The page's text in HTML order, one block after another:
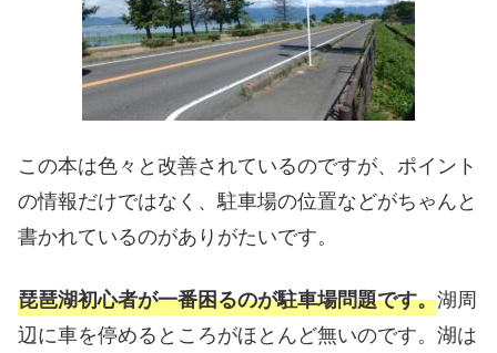
この本は色々と改善されているのですが、ポイント
の情報だけではなく、駐車場の位置などがちゃんと
書かれているのがありがたいです。
琵琶湖初心者が一番困るのが駐車場問題です。湖周
辺に車を停めるところがほとんど無いのです。湖は